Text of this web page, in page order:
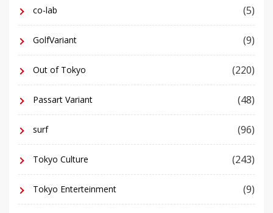
co-lab (5)
GolfVariant (9)
Out of Tokyo (220)
Passart Variant (48)
surf (96)
Tokyo Culture (243)
Tokyo Enterteinment (9)